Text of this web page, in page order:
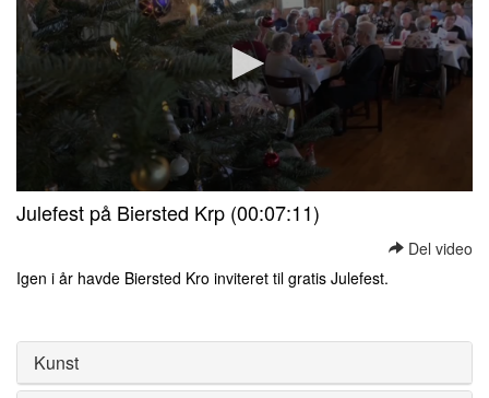
seconds
seconds
Julefest på Biersted Krp (00:07:11)
Del video
Igen i år havde Biersted Kro inviteret til gratis Julefest.
of
seconds
Kunst